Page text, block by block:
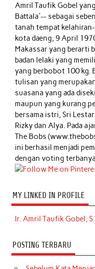
Amril Taufik Gobel
Battala'-- sebagai
tanah tempat
kota daeng, 9 April
Makassar yang berarti
badan lelaki yang
yang berbobot 100 kg.
tulisan yang
suasana yang ada
maupun yang kurang
bersama istri, Sri
Rizky dan Alya. Pada
The Bobs
ini berhasil menjadi
dengan voting
MY LINKED IN PROFILE
Ir. Amril Taufik Gobel,
POSTING TERBARU